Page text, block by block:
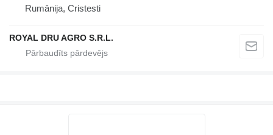
Rumānija, Cristesti
ROYAL DRU AGRO S.R.L.